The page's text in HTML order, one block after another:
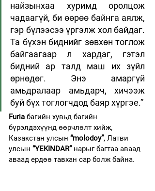
найзынхаа хуримд оролцож
чадаагүй, би өөрөө байнга аялж,
гэр бүлээсээ үргэлж хол байдаг.
Та бүхэн биднийг зөвхөн тоглож
байгаагаар л хардаг, гэтэл
бидний ар талд маш их зүйл
өрнөдөг. Энэ амаргүй
амьдралаар амьдарч, хичээж
буй бүх тоглогчдод баяр хүргэе.”
Furia багийн хувьд багийн
бүрэлдэхүүнд өөрчлөлт хийж,
Казакстан улсын “molodoy”, Латви
улсын “YEKINDAR” нарыг багтаа аваад
аваад ердөө тавхан сар болж байна.